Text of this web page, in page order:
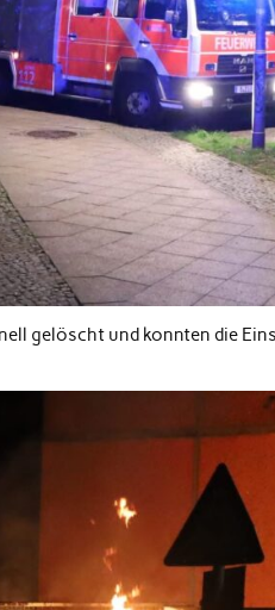
gelöscht und konnten die